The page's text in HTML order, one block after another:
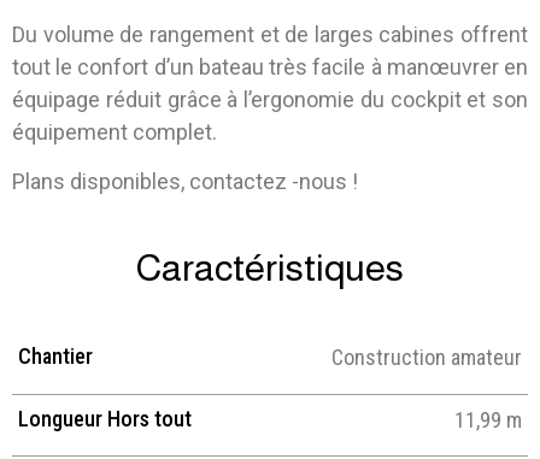
Du volume de rangement et de larges cabines offrent
tout le confort d’un bateau très facile à manœuvrer en
équipage réduit grâce à l’ergonomie du cockpit et son
équipement complet.
Plans disponibles, contactez -nous !
Caractéristiques
Chantier Construction amateur
Longueur Hors tout 11,99 m